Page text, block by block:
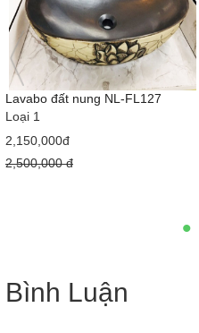
Lavabo đất nung NL-FL127
Loại 1
2,150,000đ
2,500,000 đ
Bình Luận